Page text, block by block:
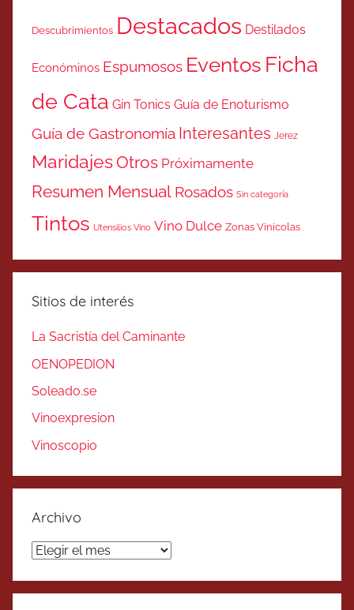
Descubrimientos Destacados Destilados
Económinos Espumosos Eventos Ficha
de Cata Gin Tonics Guía de Enoturismo
Guía de Gastronomía Interesantes Jerez
MaridajesOtros Próximamente
Resumen Mensual Rosados Sin categoría
Tintos Utensilios Vino Vino Dulce Zonas Vinicolas
Sitios de interés
La Sacristía del Caminante
OENOPEDION
Soleado.se
Vinoexpresion
Vinoscopio
Archivo
Archivo